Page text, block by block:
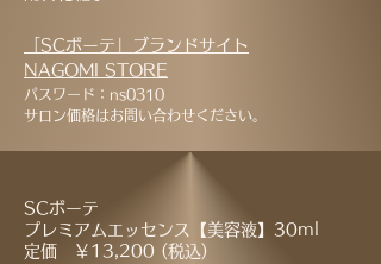
「SCボーテ」ブランドサイト
​NAGOMI STORE
パスワード：ns0310
サロン価格はお問い合わせください。
SCボーテ
プレミアムエッセンス【美容液】30ml
定価 ￥13,200 (税込)